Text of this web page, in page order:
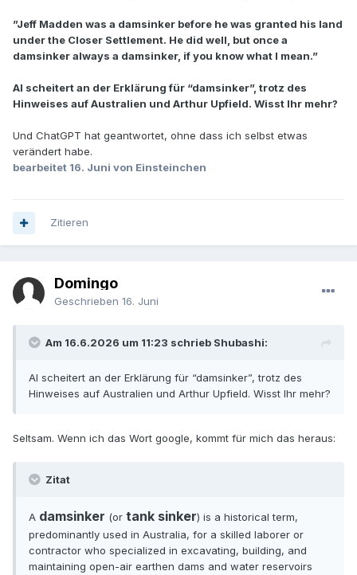
”Jeff Madden was a damsinker before he was granted his land
under the Closer Settlement. He did well, but once a
damsinker always a damsinker, if you know what I mean.”
AI scheitert an der Erklärung für “damsinker”, trotz des
Hinweises auf Australien und Arthur Upfield. Wisst Ihr mehr?
Und ChatGPT hat geantwortet, ohne dass ich selbst etwas
verändert habe.
bearbeitet 16. Juni von Einsteinchen
Zitieren
Domingo
Geschrieben 16. Juni
Am 16.6.2026 um 11:23 schrieb Shubashi:
AI scheitert an der Erklärung für “damsinker”, trotz des
Hinweises auf Australien und Arthur Upfield. Wisst Ihr mehr?
Seltsam. Wenn ich das Wort google, kommt für mich das heraus:
Zitat
A damsinker (or tank sinker) is a historical term,
predominantly used in Australia, for a skilled laborer or
contractor who specialized in excavating, building, and
maintaining open-air earthen dams and water reservoirs